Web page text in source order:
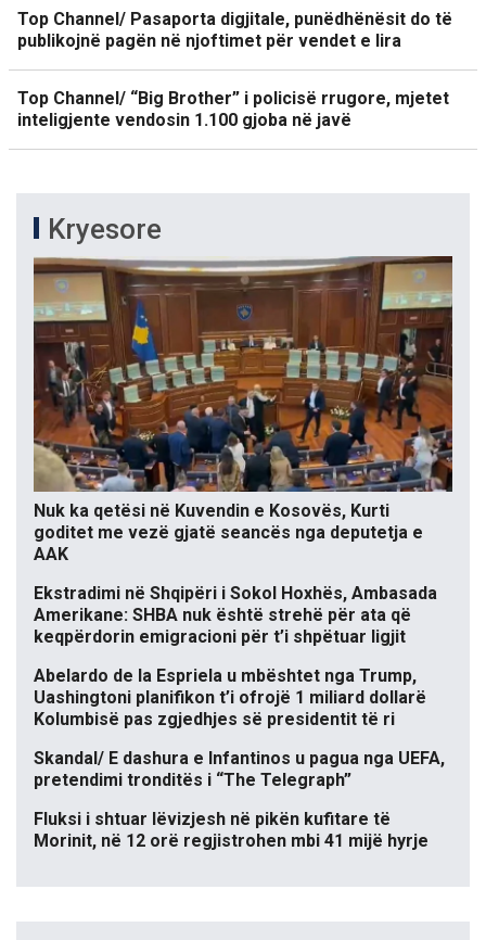
Top Channel/ Pasaporta digjitale, punëdhënësit do të
publikojnë pagën në njoftimet për vendet e lira
Top Channel/ “Big Brother” i policisë rrugore, mjetet
inteligjente vendosin 1.100 gjoba në javë
Kryesore
Nuk ka qetësi në Kuvendin e Kosovës, Kurti
goditet me vezë gjatë seancës nga deputetja e
AAK
Ekstradimi në Shqipëri i Sokol Hoxhës, Ambasada
Amerikane: SHBA nuk është strehë për ata që
keqpërdorin emigracioni për t’i shpëtuar ligjit
Abelardo de la Espriela u mbështet nga Trump,
Uashingtoni planifikon t’i ofrojë 1 miliard dollarë
Kolumbisë pas zgjedhjes së presidentit të ri
Skandal/ E dashura e Infantinos u pagua nga UEFA,
pretendimi tronditës i “The Telegraph”
Fluksi i shtuar lëvizjesh në pikën kufitare të
Morinit, në 12 orë regjistrohen mbi 41 mijë hyrje